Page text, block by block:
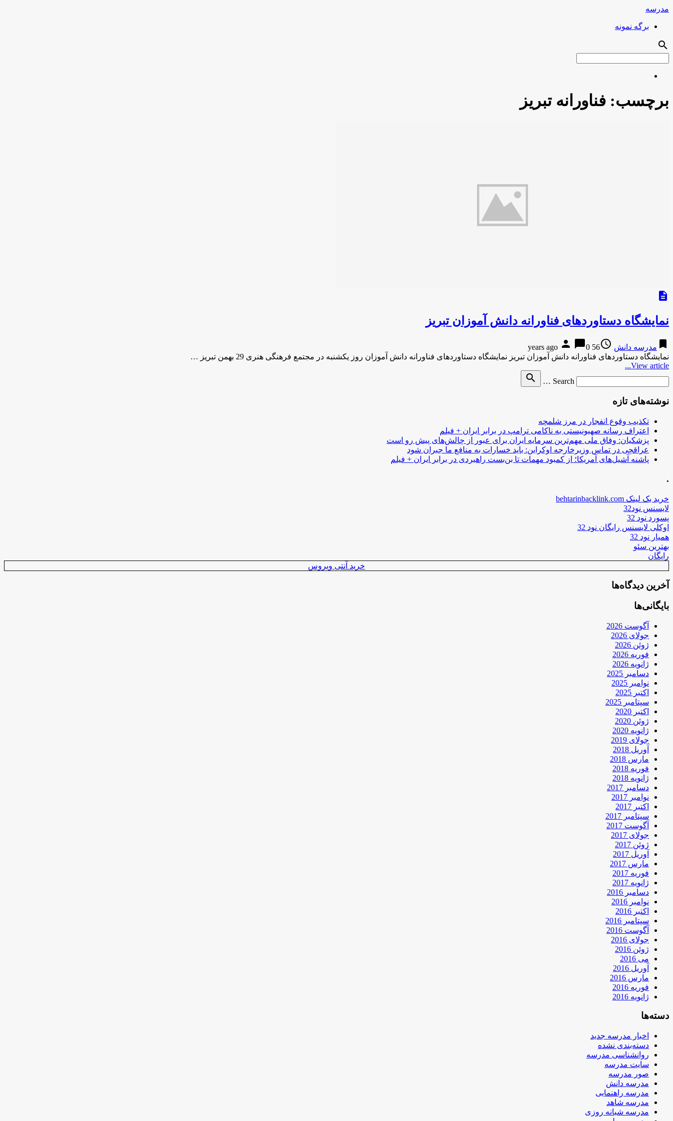
مدرسه
برگه نمونه
search
برچسب: فناورانه تبریز
description
نمایشگاه دستاوردهای فناورانه دانش آموزان تبریز
bookmark مدرسه دانش access_time
56 years ago
person chat_bubble0
نمایشگاه دستاوردهای فناورانه دانش آموزان تبریز نمایشگاه دستاوردهای فناورانه دانش آموزان روز یکشنبه در مجتمع فرهنگی هنری 29 بهمن تبریز …
View article...
Search …
search
نوشته‌های تازه
تکذیب وقوع انفجار در مرز شلمچه
اعتراف رسانه صهیونیستی به ناکامی ترامپ در برابر ایران + فیلم
پزشکیان: وفاق ملی مهم‌ترین سرمایه ایران برای عبور از چالش‌های پیش رو است
عراقچی در تماس وزیرخارجه اوکراین: باید خسارات به منافع ما جبران شود
پاشنه آشیل‌های آمریکا؛ از کمبود مهمات تا بن‌بست راهبردی در برابر ایران + فیلم
.
خرید بک لینک behtarinbacklink.com
لایسنس نود32
پسورد نود 32
اوکلی لایسنس رایگان نود 32
همیار نود 32
بهترین سئو
رایگان
خرید آنتی ویروس
آخرین دیدگاه‌ها
بایگانی‌ها
آگوست 2026
جولای 2026
ژوئن 2026
فوریه 2026
ژانویه 2026
دسامبر 2025
نوامبر 2025
اکتبر 2025
سپتامبر 2025
اکتبر 2020
ژوئن 2020
ژانویه 2020
جولای 2019
آوریل 2018
مارس 2018
فوریه 2018
ژانویه 2018
دسامبر 2017
نوامبر 2017
اکتبر 2017
سپتامبر 2017
آگوست 2017
جولای 2017
ژوئن 2017
آوریل 2017
مارس 2017
فوریه 2017
ژانویه 2017
دسامبر 2016
نوامبر 2016
اکتبر 2016
سپتامبر 2016
آگوست 2016
جولای 2016
ژوئن 2016
می 2016
آوریل 2016
مارس 2016
فوریه 2016
ژانویه 2016
دسته‌ها
اخبار مدرسه جدید
دسته‌بندی نشده
روانشناسی مدرسه
سایت مدرسه
صور مدرسه
مدرسه دانش
مدرسه راهنمایی
مدرسه شاهد
مدرسه شبانه روزی